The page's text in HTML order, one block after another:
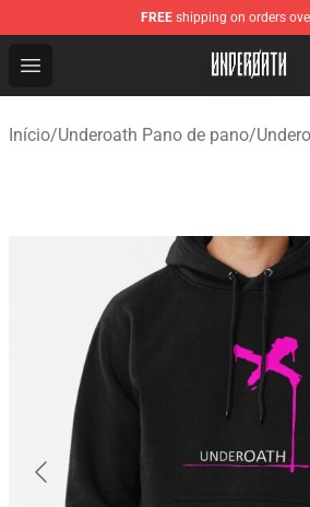
FREE shipping on orders
Open menu
Underoath Store - Official
Início/Underoath Pano de pano/